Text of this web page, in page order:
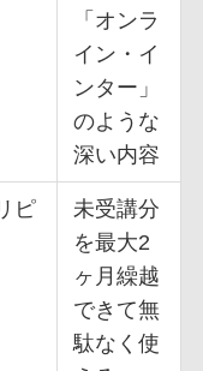
「オンラ
イン・イ
ンター」
のような
深い内容
ピ
未受講分
を最大2
ヶ月繰越
できて無
駄なく使